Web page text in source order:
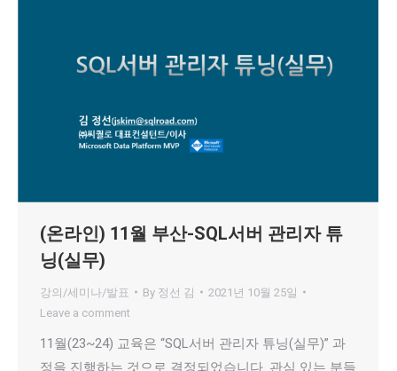
(온라인) 11월 부산-SQL서버 관리자 튜
닝(실무)
강의/세미나/발표 By 정선 김
2021년 10월 25일
Leave a comment
11월(23~24) 교육은 “SQL서버 관리자 튜닝(실무)” 과
정을 진행하는 것으로 결정되었습니다. 관심 있는 분들